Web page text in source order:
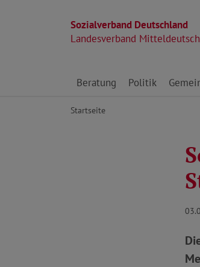
Sozialverband Deutschland
Landesverband
Direkt zu den Inhalten
Beratung Politik
Startseite